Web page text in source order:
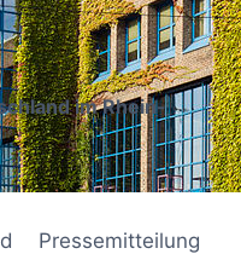
im Rhein-
Pressemitteilung